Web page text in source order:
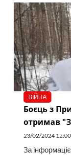
ВІЙНА
Боєць з
отримав
23/02/2024 12:00
За